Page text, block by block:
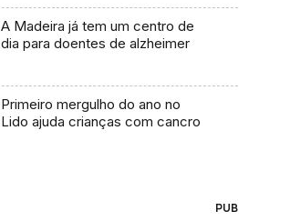
A Madeira já tem um centro de
dia para doentes de alzheimer
Primeiro mergulho do ano no
Lido ajuda crianças com cancro
PUB